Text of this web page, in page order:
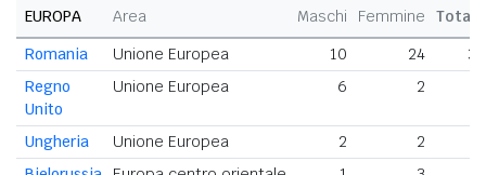
EUROPA Area Maschi Femmine
Totale
Romania
Unione Europea 10 24
34
Regno
Unito
Unione Europea 6 2
Ungheria Unione Europea 2 2